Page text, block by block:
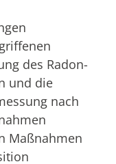
des Radon-
und die
nach
Maßnahmen